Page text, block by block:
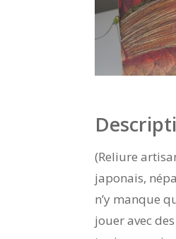
(Reliure
japonais,
n’y manque
jouer avec